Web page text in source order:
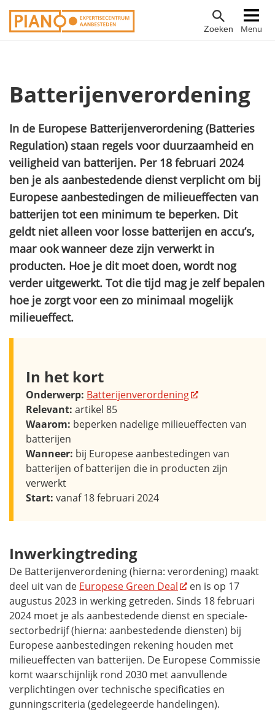
Overslaan
en
gaan
Zoeken Menu
Hoofdnavigatie
Batterijenverordening
In de Europese Batterijenverordening (Batteries
Regulation) staan regels voor duurzaamheid en
veiligheid van batterijen. Per 18 februari 2024
ben je als aanbestedende dienst verplicht om bij
Europese aanbestedingen de milieueffecten van
batterijen tot een minimum te beperken. Dit
geldt niet alleen voor losse batterijen en accu’s,
maar ook wanneer deze zijn verwerkt in
producten. Hoe je dit moet doen, wordt nog
verder uitgewerkt. Tot die tijd mag je zelf bepalen
hoe je zorgt voor een zo minimaal mogelijk
milieueffect.
In het kort
Onderwerp: Batterijenverordening
Relevant: artikel 85
Waarom: beperken nadelige milieueffecten van
batterijen
Wanneer: bij Europese aanbestedingen van
batterijen of batterijen die in producten zijn
verwerkt
Start: vanaf 18 februari 2024
Inwerkingtreding
De Batterijenverordening (hierna: verordening) maakt
deel uit van de Europese Green Deal
en is op 17
augustus 2023 in werking getreden. Sinds 18 februari
2024 moet je als aanbestedende dienst en speciale-
sectorbedrijf (hierna: aanbestedende diensten) bij
Europese aanbestedingen rekening houden met
milieueffecten van batterijen. De Europese Commissie
komt waarschijnlijk rond 2030 met aanvullende
verplichtingen over technische specificaties en
gunningscriteria (gedelegeerde handelingen).